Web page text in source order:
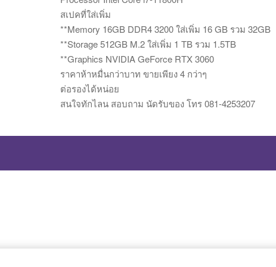
สเปคที่ใส่เพิ่ม
**Memory 16GB DDR4 3200 ใส่เพิ่ม 16 GB รวม 32GB
**Storage 512GB M.2 ใส่เพิ่ม 1 TB รวม 1.5TB
**Graphics NVIDIA GeForce RTX 3060
ราคาห้าหมื่นกว่าบาท ขายเพียง 4 กว่าๆ
ต่อรองได้หน่อย
สนใจทักไลน สอบถาม นัดรับของ โทร 081-4253207